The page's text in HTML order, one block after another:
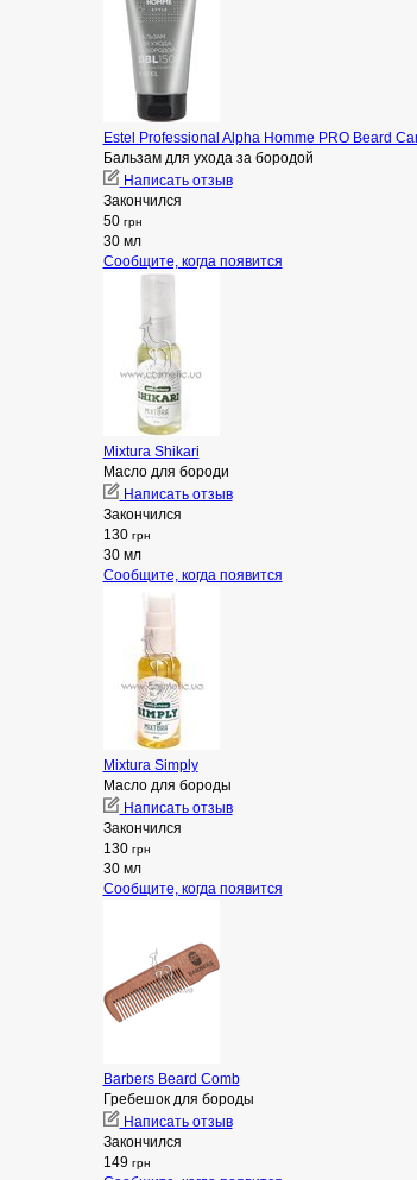
Estel Professional Alpha Homme PRO Beard
Бальзам для ухода за бородой
Написать отзыв
Закончился
50 грн
30 мл
Сообщите, когда появится
Mixtura Shikari
Масло для бороди
Написать отзыв
Закончился
130 грн
30 мл
Сообщите, когда появится
Mixtura Simply
Масло для бороды
Написать отзыв
Закончился
130 грн
30 мл
Сообщите, когда появится
Barbers Beard Comb
Гребешок для бороды
Написать отзыв
Закончился
149 грн